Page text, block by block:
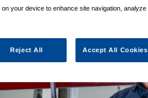
your device to enhance site navigation, analyze
Reject All Accept All Cookies